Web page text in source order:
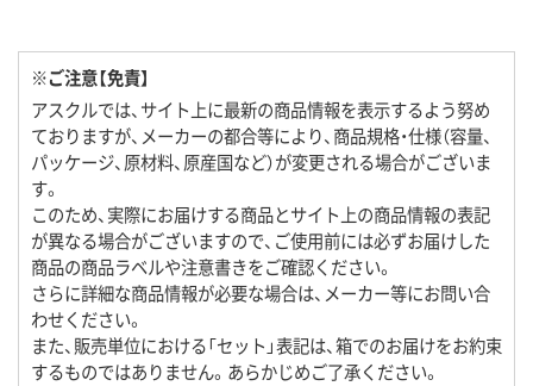
※ご注意【免責】
アスクルでは、サイト上に最新の商品情報を表示するよう努め
ておりますが、メーカーの都合等により、商品規格・仕様（容量、
パッケージ、原材料、原産国など）が変更される場合がございま
す。
このため、実際にお届けする商品とサイト上の商品情報の表記
が異なる場合がございますので、ご使用前には必ずお届けした
商品の商品ラベルや注意書きをご確認ください。
さらに詳細な商品情報が必要な場合は、メーカー等にお問い合
わせください。
また、販売単位における「セット」表記は、箱でのお届けをお約束
するものではありません。あらかじめご了承ください。